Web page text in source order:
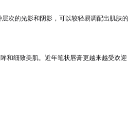
的光影和阴影，可以较轻易调配出肌肤
细致美肌。近年笔状唇膏更越来越受欢